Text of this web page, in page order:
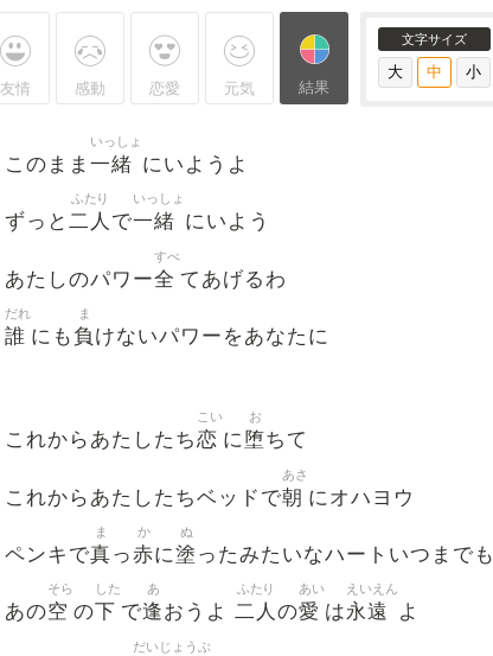
友情 感動 恋愛 元気 結果
文字サイズ
このまま 一緒
いっしょ
にいようよ
ずっと 二人
ふたり
で一緒
いっしょ
にいよう
あたしのパワー全
すべ
てあげるわ
誰
だれ
にも 負
ま
けないパワーをあなたに
これからあたしたち恋
こい
に堕
お
ちて
これからあたしたちベッドで朝
あさ
にオハヨウ
ペンキで真
ま
っ赤
か
に塗
ぬ
ったみたいなハートいつまでも
あの空
そら
の下
した
で逢
あ
おうよ 二人
ふたり
の愛
あい
は永遠
えいえん
よ
だいじょうぶ